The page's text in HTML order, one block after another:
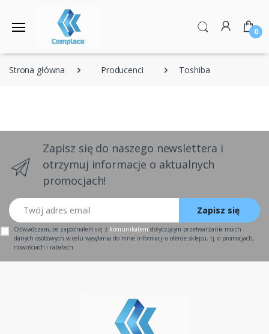
0
Strona główna Producenci Toshiba
Zapisz się do naszego newslettera i
otrzymuj informacje o aktualnych
promocjach!
Twój adres email
Zapisz się
Oświadczam, że zapoznałem się z komunikatem dotyczącym przetwarzania moich
danych osobowych w celu wysyłania do mnie informacji o ofercie sklepu, tj. o promocjach,
nowościach i rabatach